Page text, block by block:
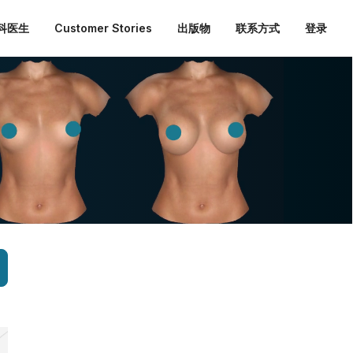
医生 Customer Stories 出版物 联系方式 登录